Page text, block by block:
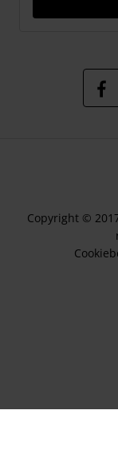
Copyright ©